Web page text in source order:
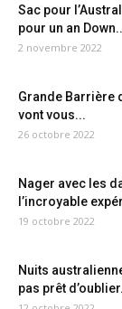
Sac pour
pour un an
2 novembre 2022
Grande Barrière
vont vous...
26 octobre 2022
Nager avec les
l’incroyable
19 octobre 2022
Nuits
pas prêt